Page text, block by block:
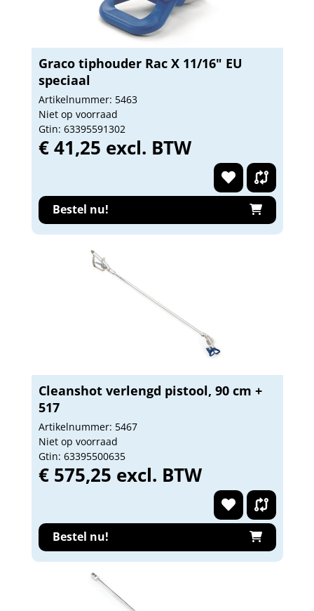
Graco tiphouder Rac X 11/16" EU
speciaal
Artikelnummer: 5463
Niet op voorraad
Gtin: 63395591302
€ 41,25 excl. BTW
Bestel nu!
Cleanshot verlengd pistool, 90 cm +
517
Artikelnummer: 5467
Niet op voorraad
Gtin: 63395500635
€ 575,25 excl. BTW
Bestel nu!